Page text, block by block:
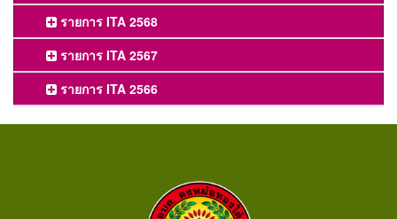
รายการ ITA 2568
รายการ ITA 2567
รายการ ITA 2566